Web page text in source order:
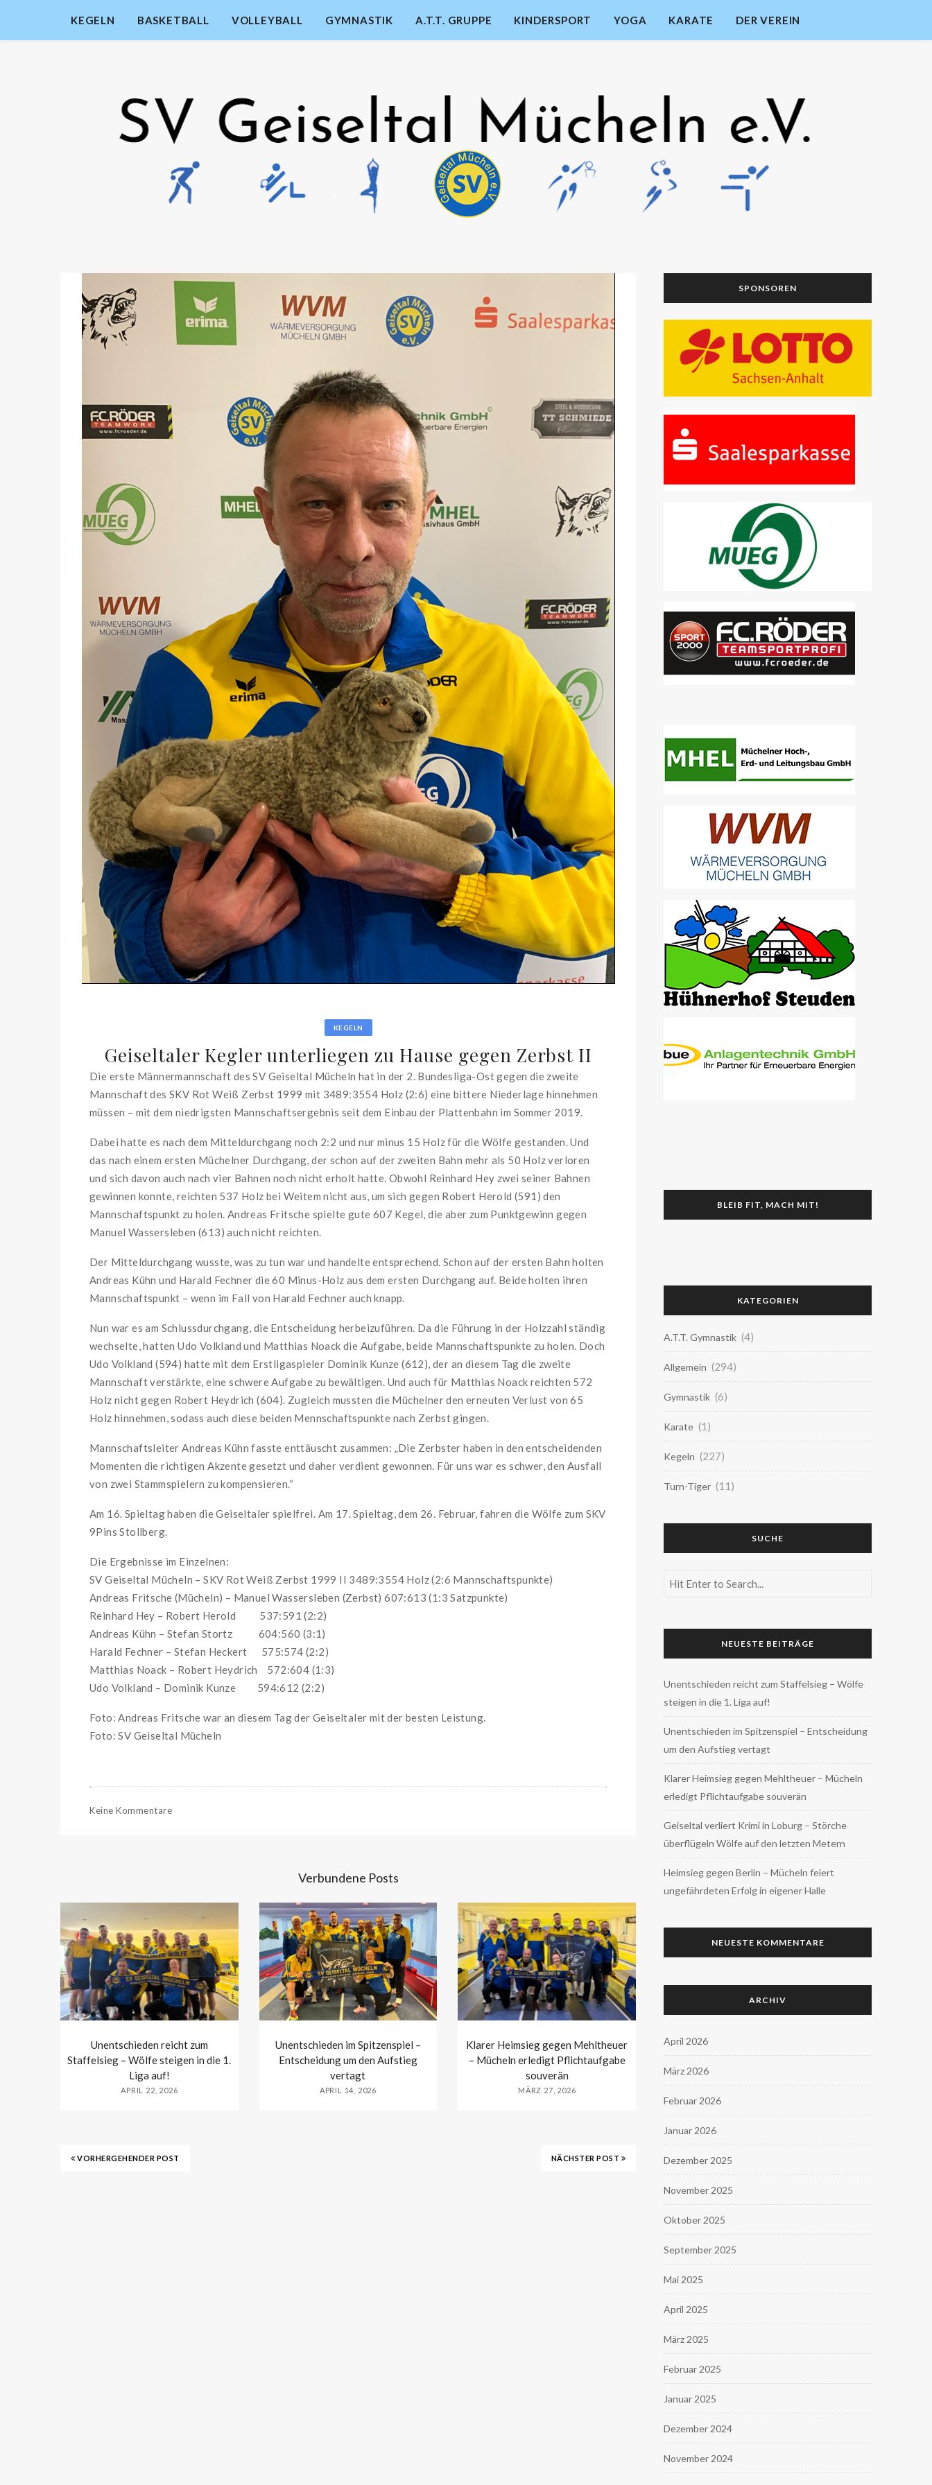
KEGELN BASKETBALL VOLLEYBALL GYMNASTIK A.T.T. GRUPPE KINDERSPORT YOGA KARATE DER VEREIN
KEGELN
Geiseltaler Kegler unterliegen zu Hause gegen Zerbst II
Die erste Männermannschaft des SV Geiseltal Mücheln hat in der 2. Bundesliga-Ost gegen die zweite
Mannschaft des SKV Rot Weiß Zerbst 1999 mit 3489:3554 Holz (2:6) eine bittere Niederlage hinnehmen
müssen – mit dem niedrigsten Mannschaftsergebnis seit dem Einbau der Plattenbahn im Sommer 2019.
Dabei hatte es nach dem Mitteldurchgang noch 2:2 und nur minus 15 Holz für die Wölfe gestanden. Und
das nach einem ersten Müchelner Durchgang, der schon auf der zweiten Bahn mehr als 50 Holz verloren
und sich davon auch nach vier Bahnen noch nicht erholt hatte. Obwohl Reinhard Hey zwei seiner Bahnen
gewinnen konnte, reichten 537 Holz bei Weitem nicht aus, um sich gegen Robert Herold (591) den
Mannschaftspunkt zu holen. Andreas Fritsche spielte gute 607 Kegel, die aber zum Punktgewinn gegen
Manuel Wassersleben (613) auch nicht reichten.
Der Mitteldurchgang wusste, was zu tun war und handelte entsprechend. Schon auf der ersten Bahn holten
Andreas Kühn und Harald Fechner die 60 Minus-Holz aus dem ersten Durchgang auf. Beide holten ihren
Mannschaftspunkt – wenn im Fall von Harald Fechner auch knapp.
Nun war es am Schlussdurchgang, die Entscheidung herbeizuführen. Da die Führung in der Holzzahl ständig
wechselte, hatten Udo Volkland und Matthias Noack die Aufgabe, beide Mannschaftspunkte zu holen. Doch
Udo Volkland (594) hatte mit dem Erstligaspieler Dominik Kunze (612), der an diesem Tag die zweite
Mannschaft verstärkte, eine schwere Aufgabe zu bewältigen. Und auch für Matthias Noack reichten 572
Holz nicht gegen Robert Heydrich (604). Zugleich mussten die Müchelner den erneuten Verlust von 65
Holz hinnehmen, sodass auch diese beiden Mennschaftspunkte nach Zerbst gingen.
Mannschaftsleiter Andreas Kühn fasste enttäuscht zusammen: „Die Zerbster haben in den entscheidenden
Momenten die richtigen Akzente gesetzt und daher verdient gewonnen. Für uns war es schwer, den Ausfall
von zwei Stammspielern zu kompensieren.“
Am 16. Spieltag haben die Geiseltaler spielfrei. Am 17. Spieltag, dem 26. Februar, fahren die Wölfe zum SKV
9Pins Stollberg.
Die Ergebnisse im Einzelnen:
SV Geiseltal Mücheln – SKV Rot Weiß Zerbst 1999 II 3489:3554 Holz (2:6 Mannschaftspunkte)
Andreas Fritsche (Mücheln) – Manuel Wassersleben (Zerbst) 607:613 (1:3 Satzpunkte)
Reinhard Hey – Robert Herold 537:591 (2:2)
Andreas Kühn – Stefan Stortz 604:560 (3:1)
Harald Fechner – Stefan Heckert 575:574 (2:2)
Matthias Noack – Robert Heydrich 572:604 (1:3)
Udo Volkland – Dominik Kunze 594:612 (2:2)
Foto: Andreas Fritsche war an diesem Tag der Geiseltaler mit der besten Leistung.
Foto: SV Geiseltal Mücheln
Keine Kommentare
Verbundene Posts
Unentschieden reicht zum
Staffelsieg – Wölfe steigen in die 1.
Liga auf!
APRIL 22, 2026
Unentschieden im Spitzenspiel –
Entscheidung um den Aufstieg
vertagt
APRIL 14, 2026
Klarer Heimsieg gegen Mehltheuer
– Mücheln erledigt Pflichtaufgabe
souverän
MÄRZ 27, 2026
VORHERGEHENDER POST NÄCHSTER POST
SPONSOREN
BLEIB FIT, MACH MIT!
KATEGORIEN
A.T.T. Gymnastik (4)
Allgemein (294)
Gymnastik (6)
Karate (1)
Kegeln (227)
Turn-Tiger (11)
SUCHE
NEUESTE BEITRÄGE
Unentschieden reicht zum Staffelsieg – Wölfe
steigen in die 1. Liga auf!
Unentschieden im Spitzenspiel – Entscheidung
um den Aufstieg vertagt
Klarer Heimsieg gegen Mehltheuer – Mücheln
erledigt Pflichtaufgabe souverän
Geiseltal verliert Krimi in Loburg – Störche
überflügeln Wölfe auf den letzten Metern
Heimsieg gegen Berlin – Mücheln feiert
ungefährdeten Erfolg in eigener Halle
NEUESTE KOMMENTARE
ARCHIV
April 2026
März 2026
Februar 2026
Januar 2026
Dezember 2025
November 2025
Oktober 2025
September 2025
Mai 2025
April 2025
März 2025
Februar 2025
Januar 2025
Dezember 2024
November 2024